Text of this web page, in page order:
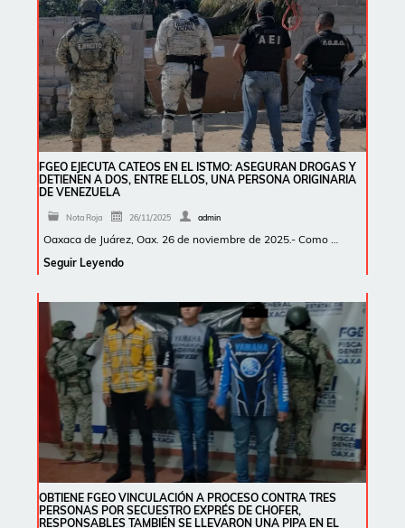
FGEO EJECUTA CATEOS EN EL ISTMO: ASEGURAN DROGAS Y
DETIENEN A DOS, ENTRE ELLOS, UNA PERSONA ORIGINARIA
DE VENEZUELA
Nota Roja 26/11/2025 admin
Oaxaca de Juárez, Oax. 26 de noviembre de 2025.- Como …
Seguir Leyendo
OBTIENE FGEO VINCULACIÓN A PROCESO CONTRA TRES
PERSONAS POR SECUESTRO EXPRÉS DE CHOFER,
RESPONSABLES TAMBIÉN SE LLEVARON UNA PIPA EN EL